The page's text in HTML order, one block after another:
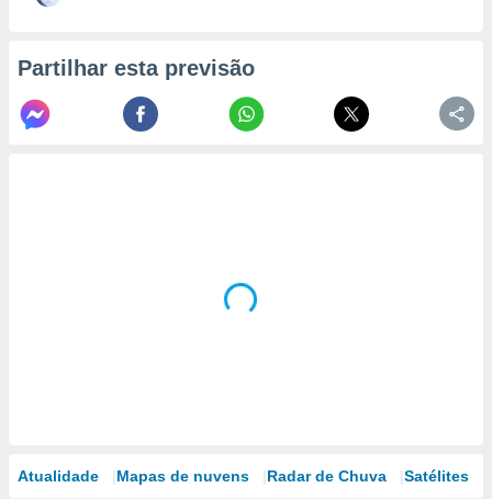
Partilhar esta previsão
Atualidade Mapas de nuvens Radar de Chuva Satélites